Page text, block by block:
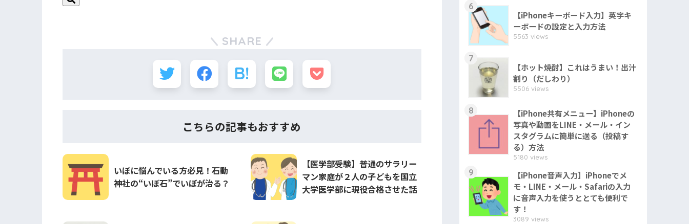
SHARE
こちらの記事もおすすめ
いぼに悩んでいる方必見！石動
神社の“いぼ石”でいぼが治る？
【医学部受験】普通のサラリー
マン家庭が２人の子どもを国立
大学医学部に現役合格させた話
6
【iPhoneキーボード入力】英字キ
ーボードの設定と入力方法
5563 views
7
【ホット焼酎】これはうまい！出汁
割り（だしわり）
5506 views
8
【iPhone共有メニュー】iPhoneの
写真や動画をLINE・メール・イン
スタグラムに簡単に送る（投稿す
る）方法
5180 views
9
【iPhone音声入力】iPhoneでメ
モ・LINE・メール・Safariの入力
に音声入力を使うととても便利で
す！
3089 views